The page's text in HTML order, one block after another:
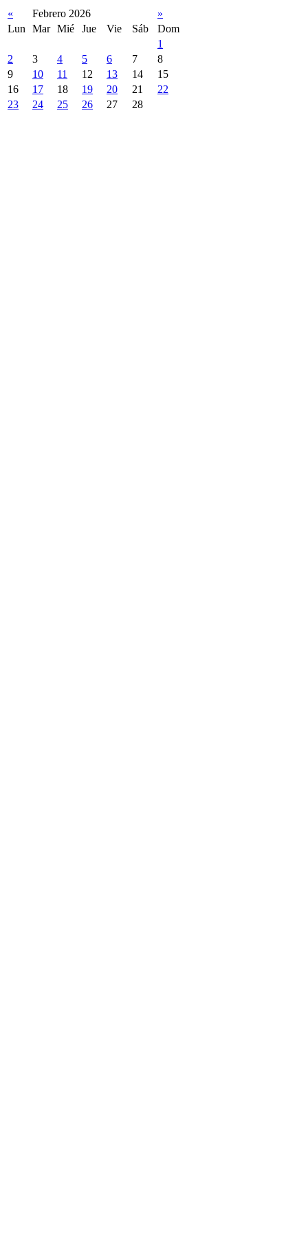
« Febrero 2026
»
Lun
Mar Mié Jue Vie Sáb
Dom
1
2
3 4 5 6 7
8
9
10 11 12 13 14
15
16
17 18 19 20 21
22
23
24 25 26 27 28